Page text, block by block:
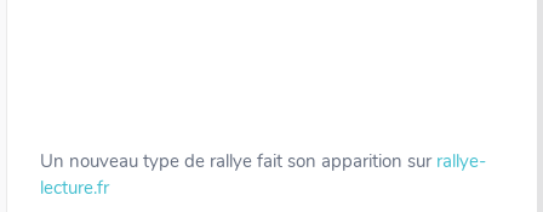
Un nouveau type de rallye fait son apparition sur rallye-
lecture.fr